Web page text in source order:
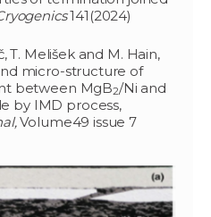
141(2024)
T. Melišek and M. Hain,
micro-structure of
between MgB2/Ni and
by IMD process,
Volume49 issue 7